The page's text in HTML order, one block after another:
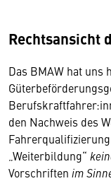
Rechtsansicht
Das BMAW hat uns
den Nachweis des
„Weiterbildung“
Vorschriften im